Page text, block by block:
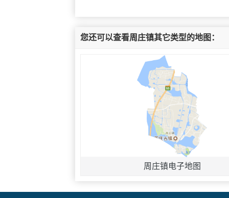
您还可以查看周庄镇其它类型的地图：
周庄镇电子地图